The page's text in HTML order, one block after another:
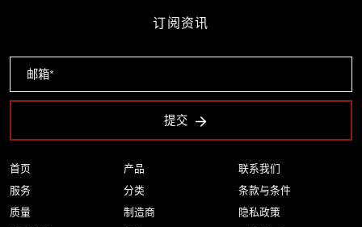
首页
服务
质量
产品
分类
制造商
联系我们
条款与条件
隐私政策
订阅资讯
提交